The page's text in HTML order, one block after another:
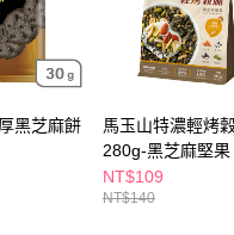
並將交易相關給付款項請求債
：
之損失，本公司不負相關責
帳號之用戶狀況，依本公司即
之情形，本公司將視審查結果
黑芝麻餅
馬玉山特濃輕烤
280g-黑芝麻堅果
NT$109
NT$140